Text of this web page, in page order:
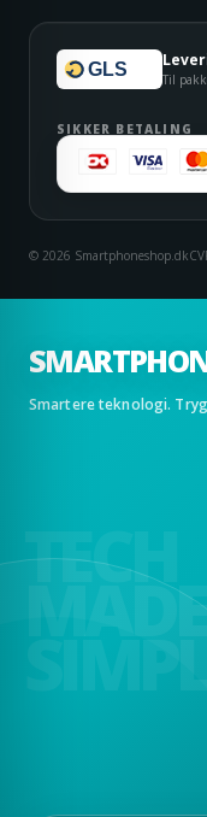
Smartere teknologi.
TECH
MADE
GLS
Til
SIKKER BETALING
© 2026 Smartphoneshop.dk